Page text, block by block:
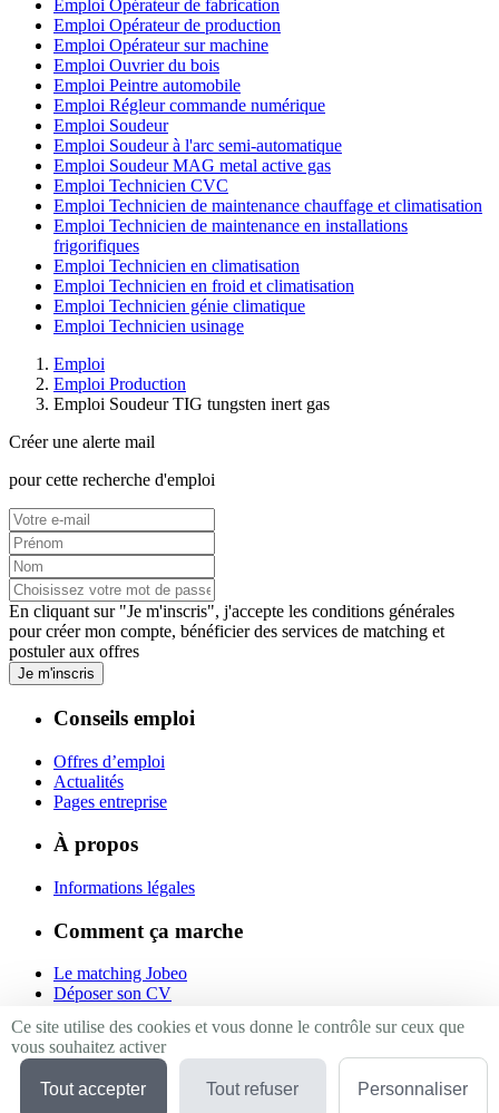
Emploi Opérateur de fabrication
Emploi Opérateur de production
Emploi Opérateur sur machine
Emploi Ouvrier du bois
Emploi Peintre automobile
Emploi Régleur commande numérique
Emploi Soudeur
Emploi Soudeur à l'arc semi-automatique
Emploi Soudeur MAG metal active gas
Emploi Technicien CVC
Emploi Technicien de maintenance chauffage et climatisation
Emploi Technicien de maintenance en installations
frigorifiques
Emploi Technicien en climatisation
Emploi Technicien en froid et climatisation
Emploi Technicien génie climatique
Emploi Technicien usinage
Emploi
Emploi Production
Emploi Soudeur TIG tungsten inert gas
Créer une alerte mail
pour cette recherche d'emploi
En cliquant sur "Je m'inscris", j'accepte les conditions générales
pour créer mon compte, bénéficier des services de matching et
postuler aux offres
Je m'inscris
Conseils emploi
Offres d’emploi
Actualités
Pages entreprise
À propos
Informations légales
Comment ça marche
Le matching Jobeo
Déposer son CV
Suivez-nous
Linkedin
Ce site utilise des cookies et vous donne le contrôle sur ceux que
vous souhaitez activer
Tout accepter Tout refuser Personnaliser